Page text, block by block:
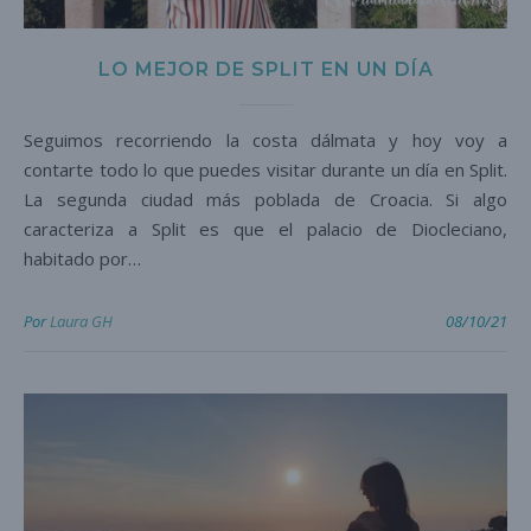
LO MEJOR DE SPLIT EN UN DÍA
Seguimos recorriendo la costa dálmata y hoy voy a
contarte todo lo que puedes visitar durante un día en Split.
La segunda ciudad más poblada de Croacia. Si algo
caracteriza a Split es que el palacio de Diocleciano,
habitado por…
PorLaura GH 08/10/21